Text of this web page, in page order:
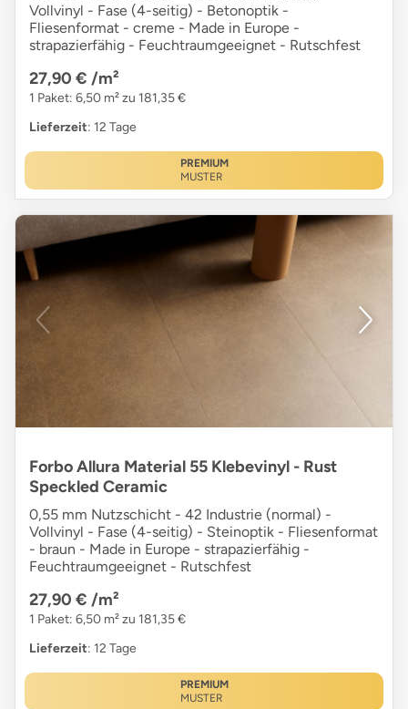
Vollvinyl - Fase (4-seitig) - Betonoptik -
Fliesenformat - creme - Made in Europe -
strapazierfähig - Feuchtraumgeeignet - Rutschfest
27,90 € /m²
1 Paket: 6,50 m² zu 181,35 €
Lieferzeit: 12 Tage
PREMIUM
MUSTER
Forbo Allura Material 55 Klebevinyl - Rust
Speckled Ceramic
0,55 mm Nutzschicht - 42 Industrie (normal) -
Vollvinyl - Fase (4-seitig) - Steinoptik - Fliesenformat
- braun - Made in Europe - strapazierfähig -
Feuchtraumgeeignet - Rutschfest
27,90 € /m²
1 Paket: 6,50 m² zu 181,35 €
Lieferzeit: 12 Tage
PREMIUM
MUSTER